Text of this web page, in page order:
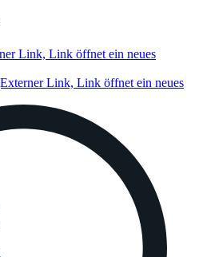
Link, Link öffnet ein neues
Link, Link öffnet ein neues